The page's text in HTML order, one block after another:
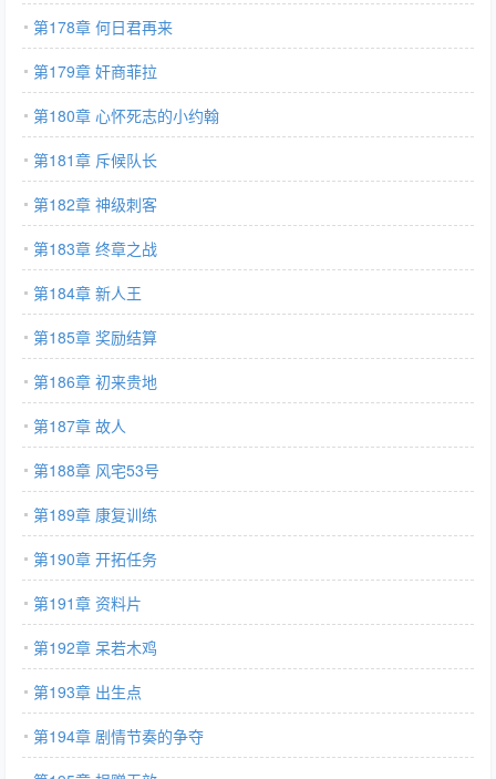
第178章 何日君再来
第179章 奸商菲拉
第180章 心怀死志的小约翰
第181章 斥候队长
第182章 神级刺客
第183章 终章之战
第184章 新人王
第185章 奖励结算
第186章 初来贵地
第187章 故人
第188章 风宅53号
第189章 康复训练
第190章 开拓任务
第191章 资料片
第192章 呆若木鸡
第193章 出生点
第194章 剧情节奏的争夺